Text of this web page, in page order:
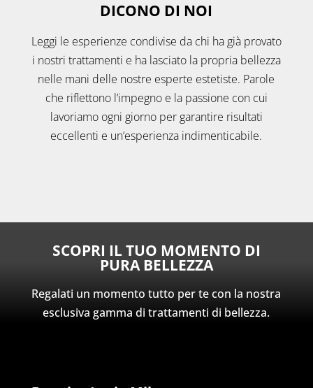
DICONO DI NOI
Leggi le esperienze condivise da chi ha già provato
i nostri trattamenti e ha lasciato la propria bellezza
nelle mani delle nostre esperte estetiste. Parole
che riflettono l’impegno e la passione con cui
lavoriamo ogni giorno per garantire risultati
eccellenti e un’esperienza indimenticabile.
SCOPRI IL TUO MOMENTO DI
PURA BELLEZZA
Regalati un momento tutto per te con la nostra
esclusiva gamma di trattamenti di bellezza.